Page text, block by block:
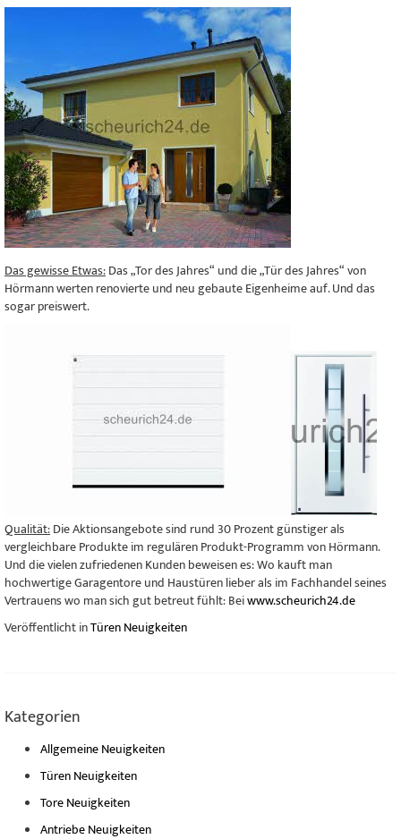
Das gewisse Etwas:Das „Tor des Jahres“ und die „Tür des Jahres“ von
Hörmann werten renovierte und neu gebaute Eigenheime auf. Und das
sogar preiswert.
Qualität:Die Aktionsangebote sind rund 30 Prozent günstiger als
vergleichbare Produkte im regulären Produkt-Programm von Hörmann.
Und die vielen zufriedenen Kunden beweisen es: Wo kauft man
hochwertige Garagentore und Haustüren lieber als im Fachhandel seines
Vertrauens wo man sich gut betreut fühlt: Beiwww.scheurich24.de
Veröffentlicht inTüren Neuigkeiten
Kategorien
Allgemeine Neuigkeiten
Türen Neuigkeiten
Tore Neuigkeiten
Antriebe Neuigkeiten